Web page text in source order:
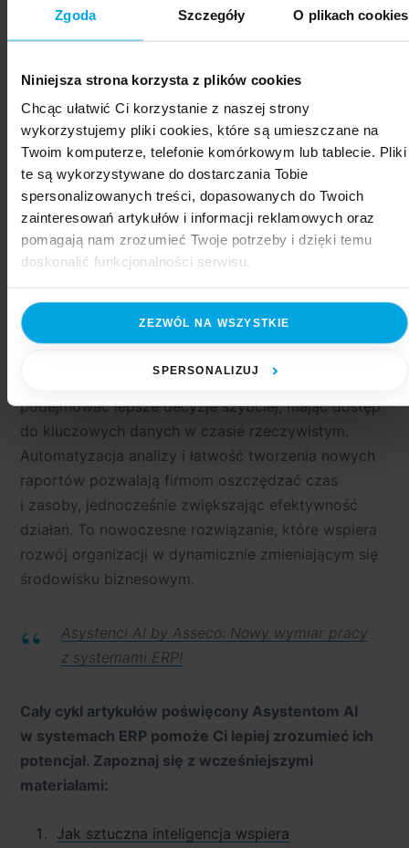
Zgoda Szczegóły O plikach cookies
Niniejsza strona korzysta z plików cookies
Chcąc ułatwić Ci korzystanie z naszej strony
wykorzystujemy pliki cookies, które są umieszczane na
Twoim komputerze, telefonie komórkowym lub tablecie. Pliki
te są wykorzystywane do dostarczania Tobie
spersonalizowanych treści, dopasowanych do Twoich
zainteresowań artykułów i informacji reklamowych oraz
pomagają nam zrozumieć Twoje potrzeby i dzięki temu
doskonalić funkcjonalności serwisu.
Część z plików jest niezbędna do prawidłowego działania
serwisu i jego funkcjonalności. Jeżeli nie wyrażasz zgody
na zapisywanie plików cookies, możesz łatwo zarządzać
swoimi uprawnieniami, np. we własnej przeglądarce
Szczegółowe informacje na ten temat znajdziesz w naszej
Polityce CookiesiPolityce Prywatności.
Dowiedz się więcej o tym, jak Google przetwarza dane
osobowe https://business.safety.google/privacy/.
ZEZWÓL NA WSZYSTKIE
SPERSONALIZUJ
Nowe możliwości tworzenia analiz:
Użytkownicy mogą generować nowe raporty
elastyczność pracy z danymi.
Wsparcie w podejmowaniu decyzji:Dzięki
szybkim i precyzyjnym odpowiedziom asystent
umożliwia natychmiastową reakcję
na niepokojące wskaźniki lub zmiany trendów.
Podsumowanie
Asystent Analizy Danych w Systemach ERP
by Asseco to innowacyjne narzędzie, które łączy
biznesową. Dzięki niemu menedżerowie mogą
podejmować lepsze decyzje szybciej, mając dostęp
do kluczowych danych w czasie rzeczywistym.
Automatyzacja analizy i łatwość tworzenia nowych
raportów pozwalają firmom oszczędzać czas
i zasoby, jednocześnie zwiększając efektywność
działań. To nowoczesne rozwiązanie, które wspiera
rozwój organizacji w dynamicznie zmieniającym się
środowisku biznesowym.
Asystenci AI by Asseco: Nowy wymiar pracy
z systemami ERP!
Cały cykl artykułów poświęcony Asystentom AI
w systemach ERP pomoże Ci lepiej zrozumieć ich
potencjał. Zapoznaj się z wcześniejszymi
materiałami:
Jak sztuczna inteligencja wspiera